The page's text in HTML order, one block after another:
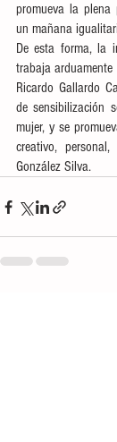
promueva la
un mañana
De esta forma, la
trabaja
Ricardo Gallardo
de sensibilización
mujer, y se
creativo,
González Silva.